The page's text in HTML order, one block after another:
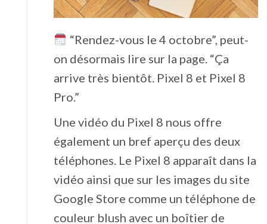
“Rendez-vous le 4 octobre”, peut-
on désormais lire sur la page. “Ça
arrive très bientôt. Pixel 8 et Pixel 8
Pro.”
Une vidéo du Pixel 8 nous offre
également un bref aperçu des deux
téléphones. Le Pixel 8 apparaît dans la
vidéo ainsi que sur les images du site
Google Store comme un téléphone de
couleur blush avec un boîtier de